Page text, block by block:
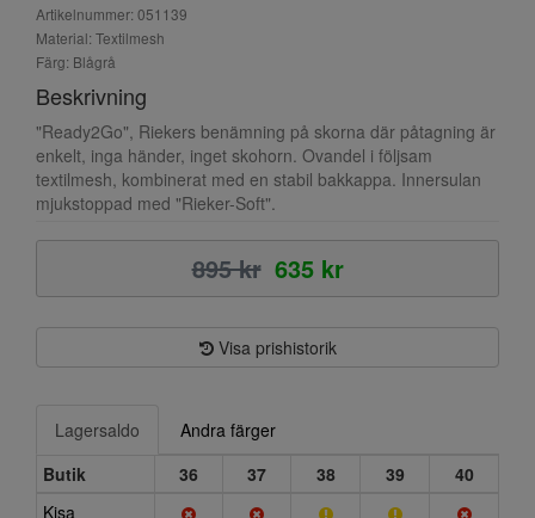
Artikelnummer: 051139
Material: Textilmesh
Färg: Blågrå
Beskrivning
"Ready2Go", Riekers benämning på skorna där påtagning är
enkelt, inga händer, inget skohorn. Ovandel i följsam
textilmesh, kombinerat med en stabil bakkappa. Innersulan
mjukstoppad med "Rieker-Soft".
895 kr 635 kr
Visa prishistorik
Lagersaldo
Andra färger
Butik
36 37 38 39
40
Kisa